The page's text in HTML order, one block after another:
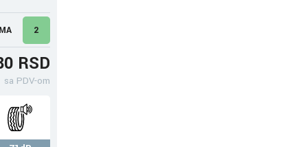
2
RSD
sa PDV-om